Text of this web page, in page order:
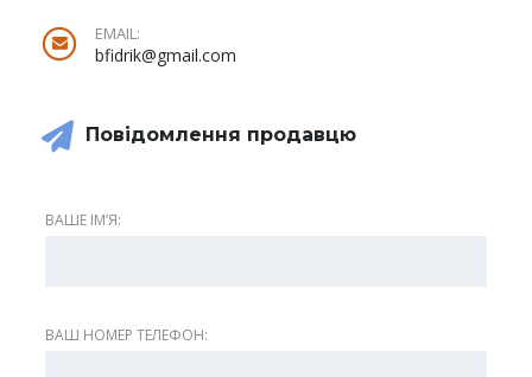
EMAIL:
bfidrik@gmail.com
Повідомлення продавцю
ВАШЕ ІМʼЯ:
ВАШ НОМЕР ТЕЛЕФОН: